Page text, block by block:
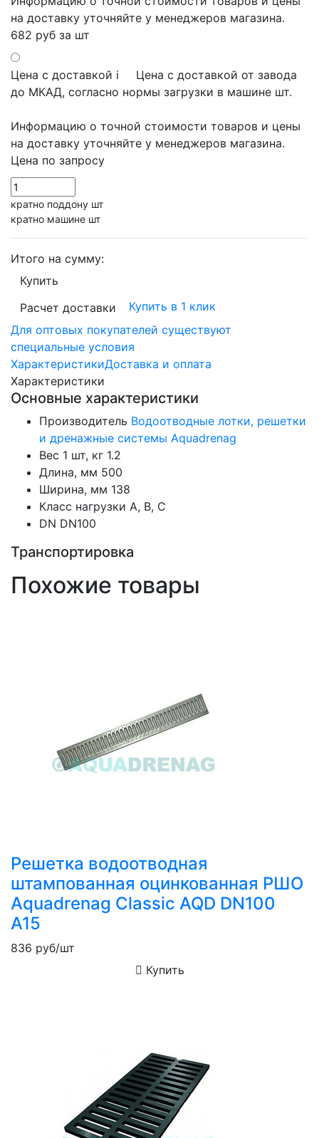
на доставку уточняйте у менеджеров магазина.
682 руб за шт
Цена с доставкой i
Цена с доставкой от завода
до МКАД, согласно нормы загрузки в машине шт.
Информацию о точной стоимости товаров и цены
на доставку уточняйте у менеджеров магазина.
Цена по запросу
кратно поддону шт
кратно машине шт
Итого на сумму:
Купить
Расчет доставки
Купить в 1 клик
Для оптовых покупателей существуют
специальные условия
ХарактеристикиДоставка и оплата
Характеристики
Основные характеристики
Производитель Водоотводные лотки, решетки
и дренажные системы Aquadrenag
Вес 1 шт, кг 1.2
Длина, мм 500
Ширина, мм 138
Класс нагрузки А, В, С
DN DN100
Транспортировка
Похожие товары
Решетка водоотводная
штампованная оцинкованная РШО
Aquadrenag Classic AQD DN100
A15
836 руб/шт
Купить